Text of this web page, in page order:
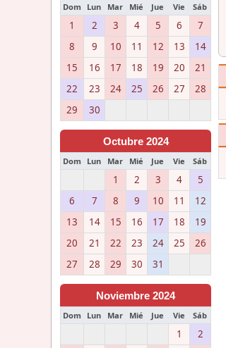
Dom Lun Mar Mié Jue Vie Sáb
1 2 3 4 5 6
7
8
9 10 11 12 13
14
15
16 17 18 19 20
21
22
23 24 25 26 27
28
29
30
Octubre 2024
Dom Lun Mar Mié Jue Vie Sáb
1 2 3 4
5
6
7 8 9 10 11
12
13
14 15 16 17 18
19
20
21 22 23 24 25
26
27
28 29 30 31
Noviembre 2024
Dom Lun Mar Mié Jue Vie Sáb
1 2